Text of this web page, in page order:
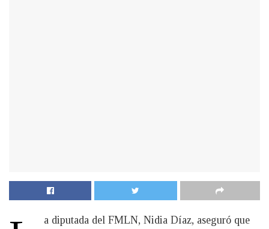
a diputada del FMLN, Nidia Díaz, aseguró que